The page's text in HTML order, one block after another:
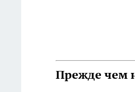
Прежде чем